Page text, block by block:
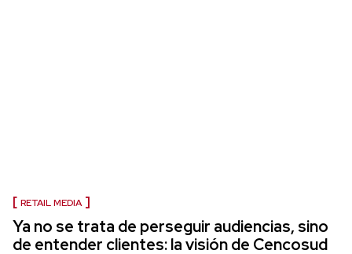
RETAIL MEDIA
Ya no se trata de perseguir audiencias, sino
de entender clientes: la visión de Cencosud